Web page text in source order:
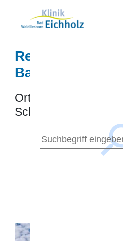
Rehaklinik in
Bad
Orthopädie,
Schmerztherapie
Suchbegriff eingeben